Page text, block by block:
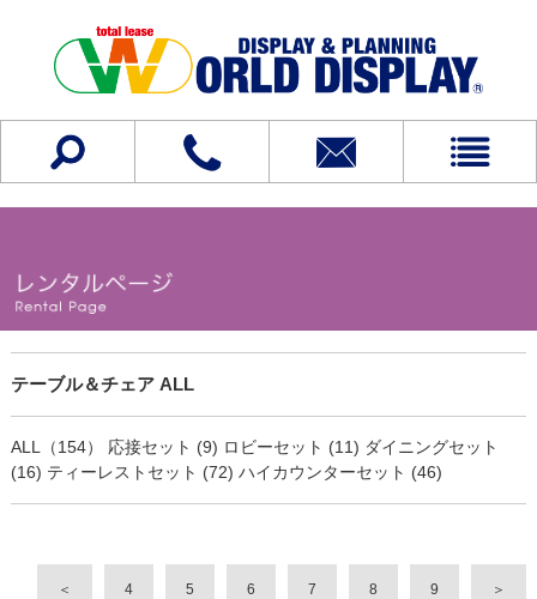
テーブル＆チェア ALL
ALL（154） 応接セット (9) ロビーセット (11) ダイニングセット
(16) ティーレストセット (72) ハイカウンターセット (46)
＜ 4 5 6 7 8 9 ＞